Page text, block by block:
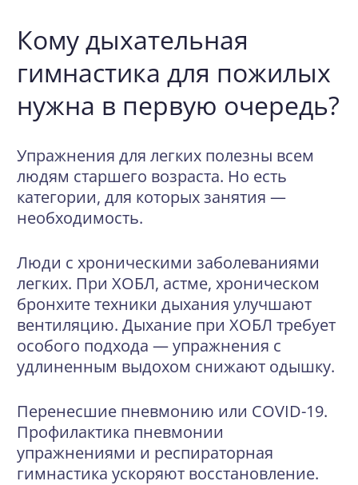
Кому дыхательная
гимнастика для пожилых
нужна в первую очередь?
Упражнения для легких полезны всем
людям старшего возраста. Но есть
категории, для которых занятия —
необходимость.
Люди с хроническими заболеваниями
легких. При ХОБЛ, астме, хроническом
бронхите техники дыхания улучшают
вентиляцию. Дыхание при ХОБЛ требует
особого подхода — упражнения с
удлиненным выдохом снижают одышку.
Перенесшие пневмонию или COVID-19.
Профилактика пневмонии
упражнениями и респираторная
гимнастика ускоряют восстановление.